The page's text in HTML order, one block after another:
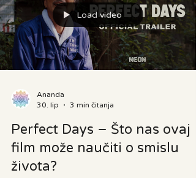
rekao da “činjenice ne prestaju postojati samo
zato što ih ignoriramo”. Doista, ne željeti vidjeti
stvarnost
Load video
Ananda
30. lip
3 min čitanja
Perfect Days – Što nas ovaj